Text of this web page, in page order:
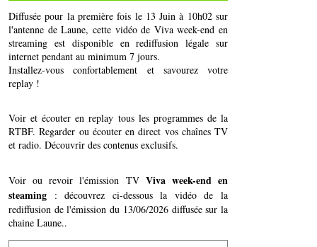
Diffusée pour la première fois le 13 Juin à 10h02 sur
l'antenne de Laune, cette vidéo de Viva week-end en
streaming est disponible en rediffusion légale sur
internet pendant au minimum 7 jours.
Installez-vous confortablement et savourez votre
replay !
Voir et écouter en replay tous les programmes de la
RTBF. Regarder ou écouter en direct vos chaînes TV
et radio. Découvrir des contenus exclusifs.
Voir ou revoir l'émission TV Viva week-end en
steaming : découvrez ci-dessous la vidéo de la
rediffusion de l'émission du 13/06/2026 diffusée sur la
chaine Laune..